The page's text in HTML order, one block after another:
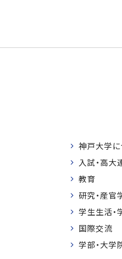
神戸大学に
入試・高大
教育
研究・産官
学生生活・
国際交流
学部・大学